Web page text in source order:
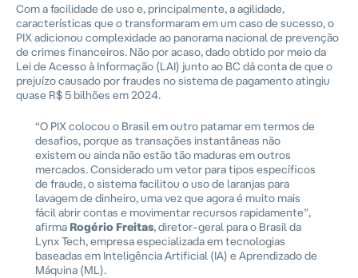
Com a facilidade de uso e, principalmente, a agilidade,
características que o transformaram em um caso de sucesso, o
PIX adicionou complexidade ao panorama nacional de prevenção
de crimes financeiros. Não por acaso, dado obtido por meio da
Lei de Acesso à Informação (LAI) junto ao BC dá conta de que o
prejuízo causado por fraudes no sistema de pagamento atingiu
quase R$ 5 bilhões em 2024.
“O PIX colocou o Brasil em outro patamar em termos de
desafios, porque as transações instantâneas não
existem ou ainda não estão tão maduras em outros
mercados. Considerado um vetor para tipos específicos
de fraude, o sistema facilitou o uso de laranjas para
lavagem de dinheiro, uma vez que agora é muito mais
fácil abrir contas e movimentar recursos rapidamente”,
afirma Rogério Freitas, diretor-geral para o Brasil da
Lynx Tech, empresa especializada em tecnologias
baseadas em Inteligência Artificial (IA) e Aprendizado de
Máquina (ML).